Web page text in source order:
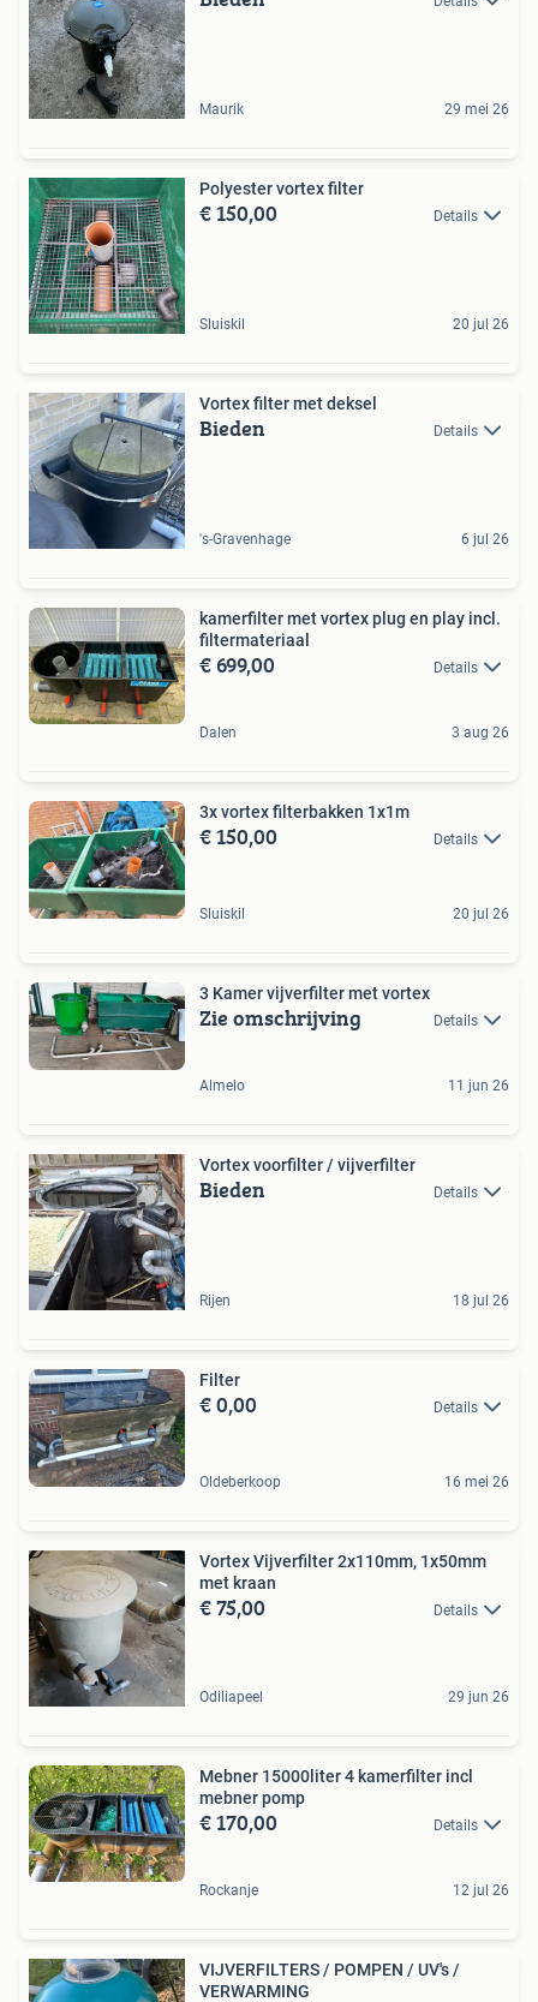
Maurik 29 mei 26
Polyester vortex filter
€ 150,00 Details
Sluiskil 20 jul 26
Vortex filter met deksel
Bieden Details
's-Gravenhage 6 jul 26
kamerfilter met vortex plug en play incl.
filtermateriaal
€ 699,00 Details
Dalen 3 aug 26
3x vortex filterbakken 1x1m
€ 150,00 Details
Sluiskil 20 jul 26
3 Kamer vijverfilter met vortex
Zie omschrijving Details
Almelo 11 jun 26
Vortex voorfilter / vijverfilter
Bieden Details
Rijen 18 jul 26
Filter
€ 0,00 Details
Oldeberkoop 16 mei 26
Vortex Vijverfilter 2x110mm, 1x50mm
met kraan
€ 75,00 Details
Odiliapeel 29 jun 26
Mebner 15000liter 4 kamerfilter incl
mebner pomp
€ 170,00 Details
Rockanje 12 jul 26
VIJVERFILTERS / POMPEN / UV's /
VERWARMING